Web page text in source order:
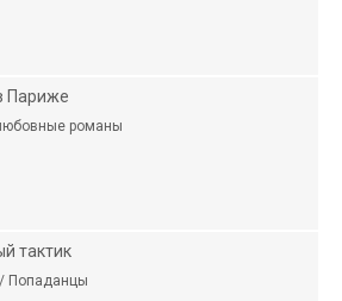
Париже
романы
тактик
Попаданцы